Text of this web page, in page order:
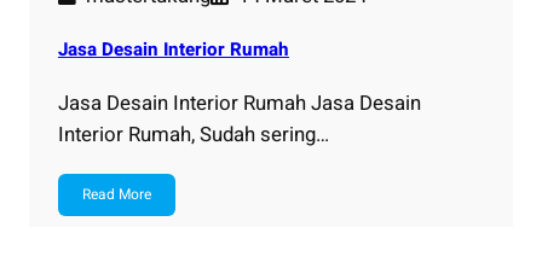
Jasa Desain Interior Rumah
Jasa Desain Interior Rumah Jasa Desain
Interior Rumah, Sudah sering…
Read More